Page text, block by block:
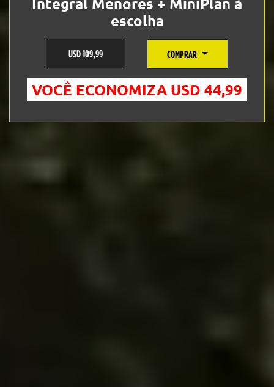
escolha
USD 109,99 COMPRAR
VOCÊ ECONOMIZA USD 44,99